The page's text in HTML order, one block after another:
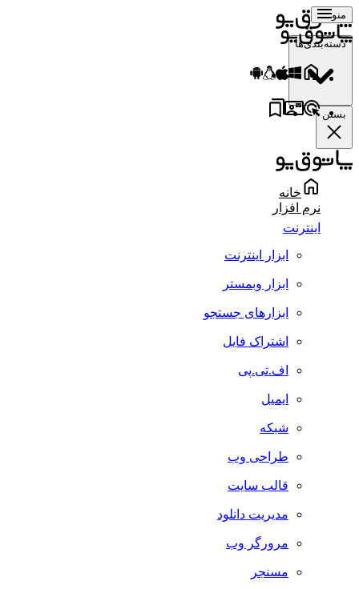
منو
دسته‌بندی‌ها
بستن
خانه
نرم افزار
اینترنت
ابزار اینترنت
ابزار وبمستر
ابزارهای جستجو
اشتراک فایل
اف.تی.پی
ایمیل
شبکه
طراحی وب
قالب سایت
مدیریت دانلود
مرورگر وب
مسنجر